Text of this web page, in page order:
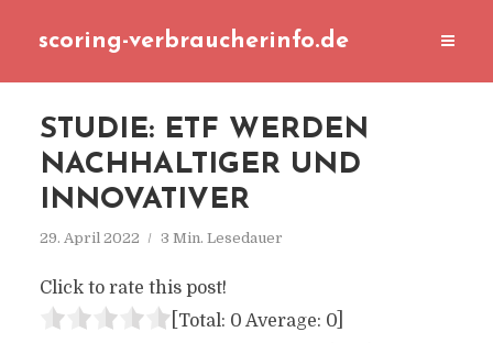
scoring-verbraucherinfo.de
STUDIE: ETF WERDEN
NACHHALTIGER UND
INNOVATIVER
29. April 2022 3 Min. Lesedauer
Click to rate this post!
[Total: 0 Average: 0]